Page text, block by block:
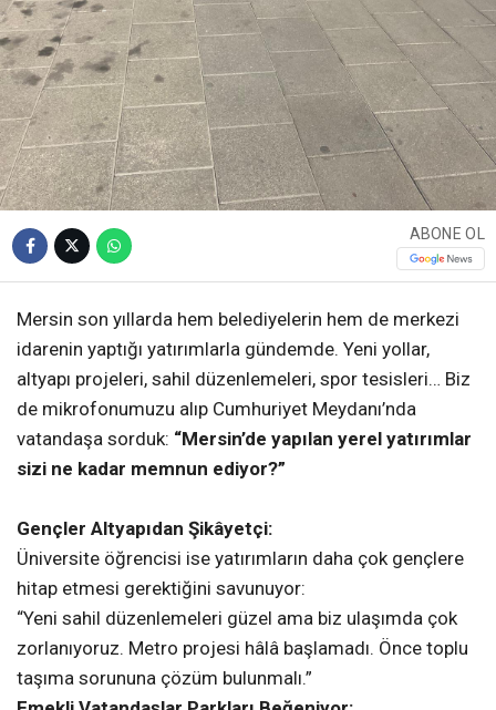
ABONE OL
Mersin son yıllarda hem belediyelerin hem de merkezi
idarenin yaptığı yatırımlarla gündemde. Yeni yollar,
altyapı projeleri, sahil düzenlemeleri, spor tesisleri… Biz
de mikrofonumuzu alıp Cumhuriyet Meydanı’nda
vatandaşa sorduk: “Mersin’de yapılan yerel yatırımlar
sizi ne kadar memnun ediyor?”
Gençler Altyapıdan Şikâyetçi:
Üniversite öğrencisi ise yatırımların daha çok gençlere
hitap etmesi gerektiğini savunuyor:
“Yeni sahil düzenlemeleri güzel ama biz ulaşımda çok
zorlanıyoruz. Metro projesi hâlâ başlamadı. Önce toplu
taşıma sorununa çözüm bulunmalı.”